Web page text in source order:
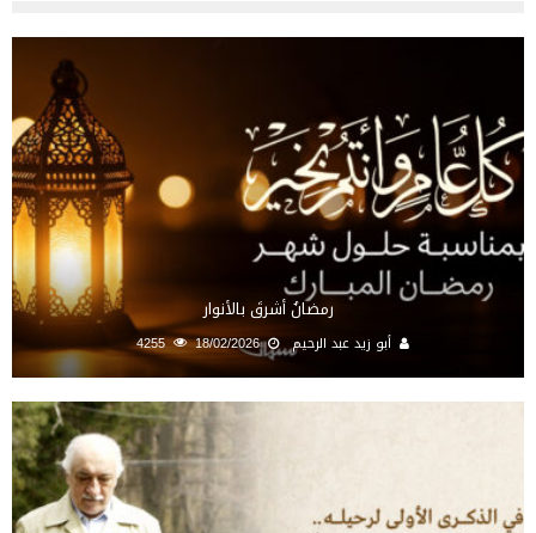
رمضانُ أشرقَ بالأنوار
أبو زيد عبد الرحيم 18/02/2026
4255